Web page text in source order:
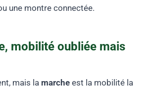
une montre connectée.
mobilité oubliée mais
mais la marche est la mobilité la